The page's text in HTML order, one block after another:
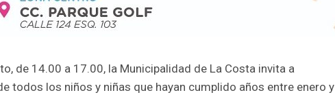
de 14.00 a 17.00, la Municipalidad de La Costa invita a
todos los niños y niñas que hayan cumplido años entre enero y